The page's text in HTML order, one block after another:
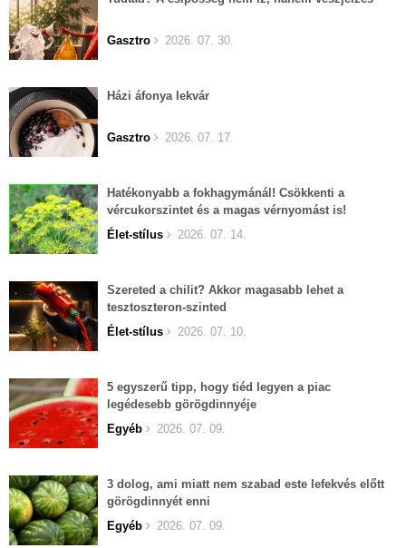
Gasztro 2026. 07. 30.
Házi áfonya lekvár
Gasztro 2026. 07. 17.
Hatékonyabb a fokhagymánál! Csökkenti a
vércukorszintet és a magas vérnyomást is!
Élet-stílus
2026. 07. 14.
Szereted a chilit? Akkor magasabb lehet a
tesztoszteron-szinted
Élet-stílus
2026. 07. 10.
5 egyszerű tipp, hogy tiéd legyen a piac
legédesebb görögdinnyéje
Egyéb
2026. 07. 09.
3 dolog, ami miatt nem szabad este lefekvés előtt
görögdinnyét enni
Egyéb
2026. 07. 09.